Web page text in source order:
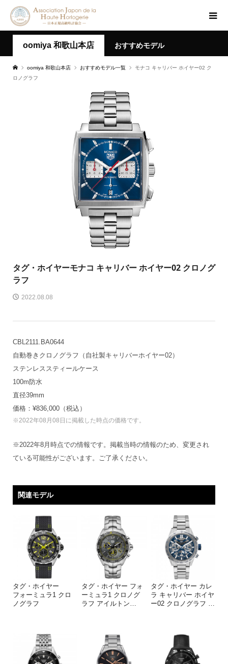
oomiya 和歌山本店 おすすめモデル
oomiya 和歌山本店 おすすめモデル一覧
モナコ キャリバー ホイヤー02 ク
ロノグラフ
タグ・ホイヤーモナコ キャリバー ホイヤー02 クロノグ
ラフ
2022.08.08
CBL2111.BA0644
自動巻きクロノグラフ（自社製キャリバーホイヤー02）
ステンレススティールケース
100m防水
直径39mm
価格：¥836,000（税込）
※2022年08月08日に掲載した時点の価格です。
※2022年8月時点での情報です。掲載当時の情報のため、変更され
ている可能性がございます。ご了承ください。
関連モデル
タグ・ホイヤー
フォーミュラ1 クロ
ノグラフ
タグ・ホイヤー フォ
ーミュラ1 クロノグ
ラフ アイルトン…
タグ・ホイヤー カレ
ラ キャリバー ホイヤ
ー02 クロノグラフ …